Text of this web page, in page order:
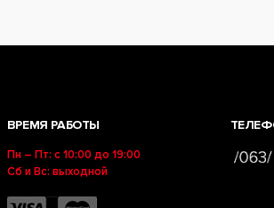
ВРЕМЯ РАБОТЫ
Пн – Пт: с 10:00 до 19:00
Сб и Вс: выходной